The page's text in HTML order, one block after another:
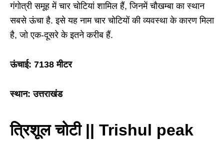
गंगोत्री समूह में चार चोटियां शामिल हैं, जिनमें चौखम्बा का स्थान
सबसे ऊंचा है. इसे यह नाम चार चोटियों की व्यवस्था के कारण मिला
है, जो एक-दूसरे के इतने करीब हैं.
ऊंचाई: 7138 मीटर
स्थान: उत्तराखंड
त्रिशूल चोटी || Trishul peak